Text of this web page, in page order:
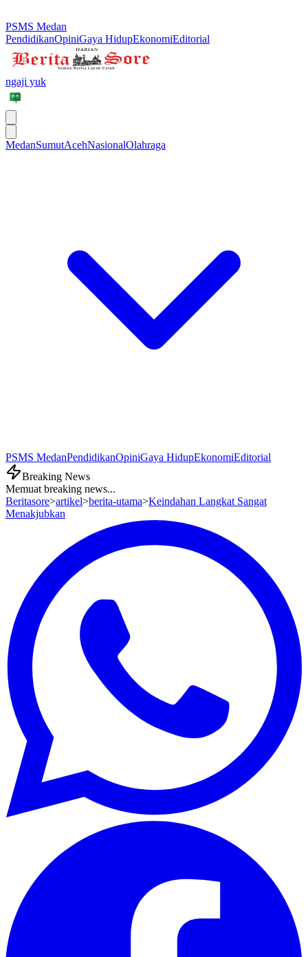
PSMS Medan
PendidikanOpiniGaya HidupEkonomiEditorial
ngaji yuk
MedanSumutAcehNasionalOlahraga
PSMS MedanPendidikanOpiniGaya HidupEkonomiEditorial
Breaking News
Memuat breaking news...
Beritasore>artikel>berita-utama>Keindahan Langkat Sangat
Menakjubkan